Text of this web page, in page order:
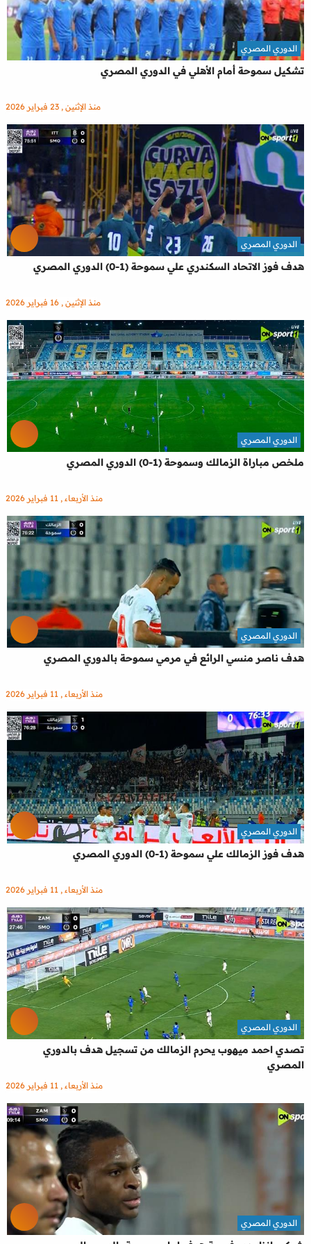
تشكيل سموحة أمام الأهلي في الدوري المصري
الدوري المصري
منذ الإثنين , 23 فبراير 2026
هدف فوز الاتحاد السكندري علي سموحة (1-0) الدوري المصري
الدوري المصري
منذ الإثنين , 16 فبراير 2026
ملخص مباراة الزمالك وسموحة (1-0) الدوري المصري
الدوري المصري
منذ الأربعاء , 11 فبراير 2026
هدف ناصر منسي الرائع في مرمي سموحة بالدوري المصري
الدوري المصري
منذ الأربعاء , 11 فبراير 2026
هدف فوز الزمالك علي سموحة (1-0) الدوري المصري
الدوري المصري
منذ الأربعاء , 11 فبراير 2026
تصدي احمد ميهوب يحرم الزمالك من تسجيل هدف بالدوري
المصري
الدوري المصري
منذ الأربعاء , 11 فبراير 2026
الدوري المصري